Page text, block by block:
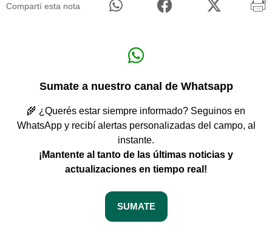
Compartí esta nota
Sumate a nuestro canal de Whatsapp
🌾 ¿Querés estar siempre informado? Seguinos en
WhatsApp y recibí alertas personalizadas del campo, al
instante.
¡Mantente al tanto de las últimas noticias y
actualizaciones en tiempo real!
SUMATE